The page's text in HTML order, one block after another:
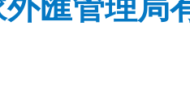
外匯管理局